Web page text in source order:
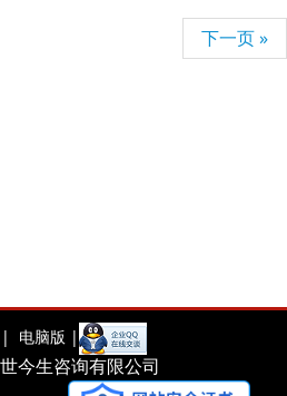
下一页 »
电脑版 |
今生咨询有限公司